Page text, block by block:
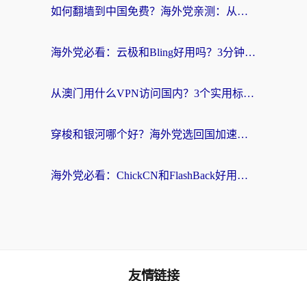
如何翻墙到中国免费？海外党亲测：从踩坑到选对加速器的全攻略
海外党必看：云极和Bling好用吗？3分钟教你选对回国加速器
从澳门用什么VPN访问国内？3个实用标准帮你避开坑，无缝刷剧听歌
穿梭和银河哪个好？海外党选回国加速器的避坑指南，附番茄加速器实测体验
海外党必看：ChickCN和FlashBack好用吗？3招教你选对回国加速器（附云极、HomeCN、斧牛vs艾果对比）
友情链接